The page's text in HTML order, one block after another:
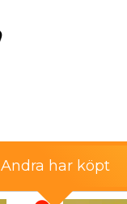
Andra har köpt